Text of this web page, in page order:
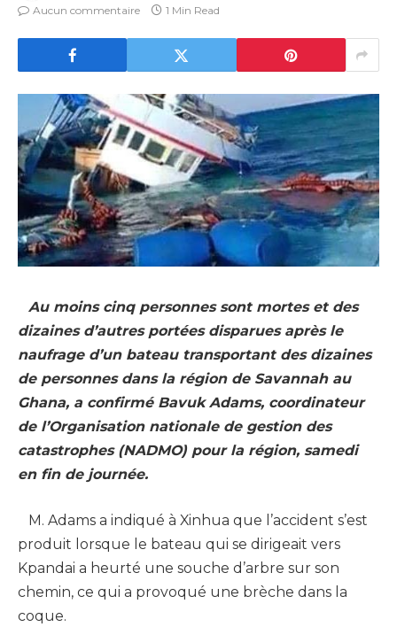
Aucun commentaire
1 Min Read
Au moins cinq personnes sont mortes et des
dizaines d’autres portées disparues après le
naufrage d’un bateau transportant des dizaines
de personnes dans la région de Savannah au
Ghana, a confirmé Bavuk Adams, coordinateur
de l’Organisation nationale de gestion des
catastrophes (NADMO) pour la région, samedi
en fin de journée.
M. Adams a indiqué à Xinhua que l’accident s’est
produit lorsque le bateau qui se dirigeait vers
Kpandai a heurté une souche d’arbre sur son
chemin, ce qui a provoqué une brèche dans la
coque.